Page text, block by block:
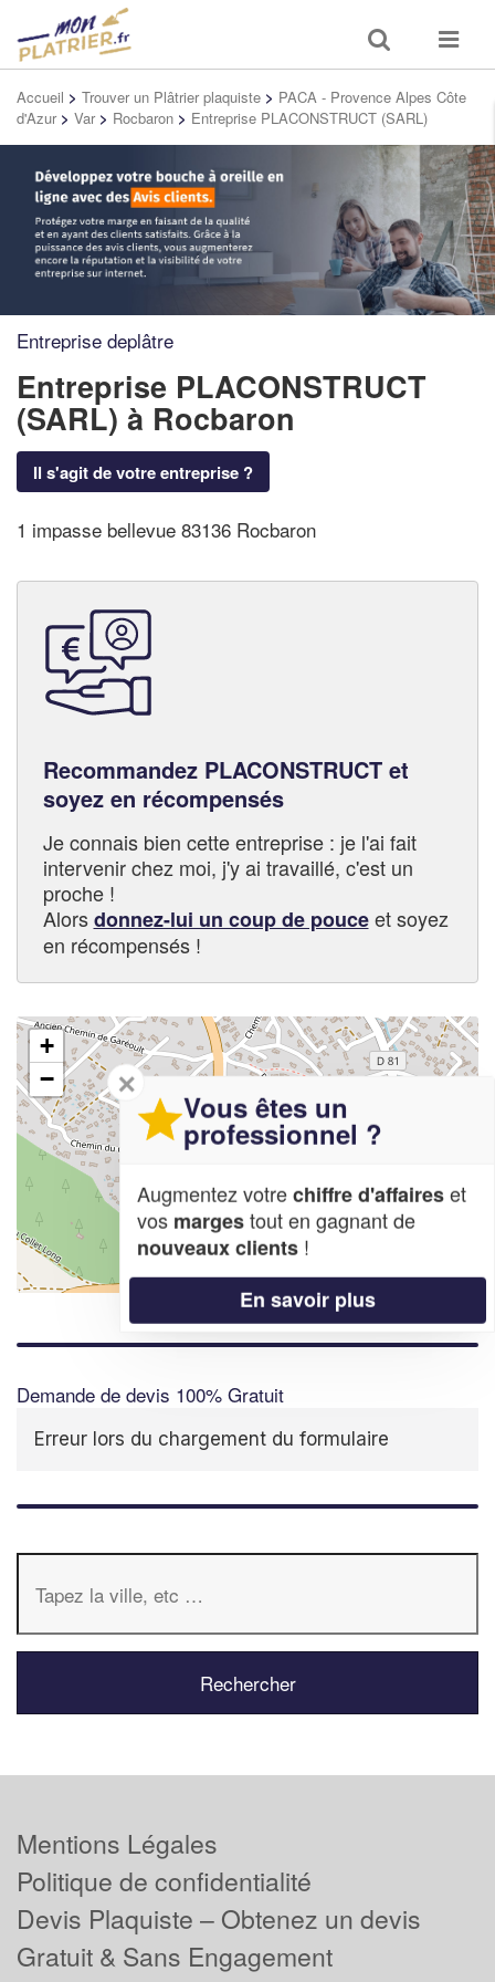
Toggle
search
Toggle
Accueil > Trouver un Plâtrier plaquiste > PACA - Provence Alpes Côte
d'Azur > Var > Rocbaron > Entreprise PLACONSTRUCT (SARL)
Entreprise deplâtre
Entreprise PLACONSTRUCT
(SARL) à Rocbaron
Il s'agit de votre entreprise ?
1 impasse bellevue 83136 Rocbaron
Recommandez PLACONSTRUCT et
soyez en récompensés
Je connais bien cette entreprise : je l'ai fait
intervenir chez moi, j'y ai travaillé, c'est un
proche !
Alorsdonnez-lui un coup de pouceet soyez
en récompensés !
+
−
Demande de devis 100% Gratuit
Erreur lors du chargement du formulaire
✕
Vous êtes un
professionnel ?
Augmentez votrechiffre d'affaireset
vos margestout en gagnant de
nouveaux clients !
En savoir plus
Mentions Légales
Politique de confidentialité
Devis Plaquiste – Obtenez un devis
Gratuit & Sans Engagement